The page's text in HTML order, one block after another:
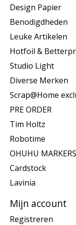
Design Papier
Benodigdheden
Leuke Artikelen
Hotfoil &
Studio Light
Diverse Merken
Scrap@Home
PRE ORDER
Tim Holtz
Robotime
OHUHU MARKERS
Cardstock
Lavinia
Mijn account
Registreren